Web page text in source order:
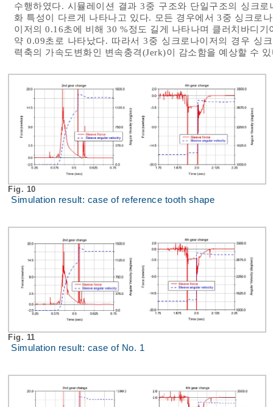
수행하였다. 시뮬레이션 결과 3중 구조와 단일구조의 싱크
화 특성이 다르게 나타나고 있다. 모든 경우에서 3중 싱크로
이저의 0.16초에 비해 30 %정도 길게 나타나며 클러치바디
약 0.09초로 나타났다. 따라서 3중 싱크로나이저의 경우 싱
력축의 가속도변화인 변속충격(Jerk)이 감소함을 예상할 수
Fig. 10
Simulation result: case of reference tooth shape
Fig. 11
Simulation result: case of No. 1